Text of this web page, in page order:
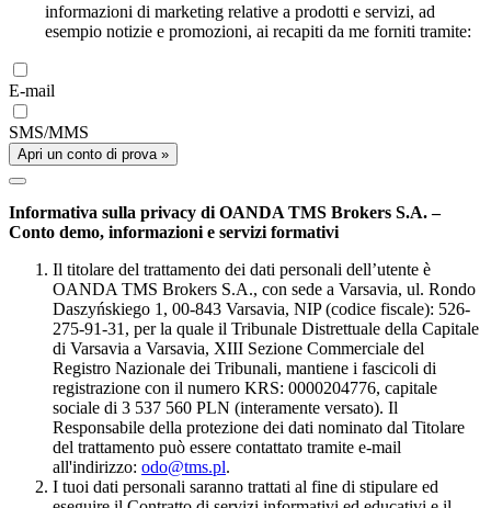
informazioni di marketing relative a prodotti e servizi, ad
esempio notizie e promozioni, ai recapiti da me forniti tramite:
E-mail
SMS/MMS
Apri un conto di prova »
Informativa sulla privacy di OANDA TMS Brokers S.A. –
Conto demo, informazioni e servizi formativi
Il titolare del trattamento dei dati personali dell’utente è
OANDA TMS Brokers S.A., con sede a Varsavia, ul. Rondo
Daszyńskiego 1, 00-843 Varsavia, NIP (codice fiscale): 526-
275-91-31, per la quale il Tribunale Distrettuale della Capitale
di Varsavia a Varsavia, XIII Sezione Commerciale del
Registro Nazionale dei Tribunali, mantiene i fascicoli di
registrazione con il numero KRS: 0000204776, capitale
sociale di 3 537 560 PLN (interamente versato). Il
Responsabile della protezione dei dati nominato dal Titolare
del trattamento può essere contattato tramite e-mail
all'indirizzo: odo@tms.pl.
I tuoi dati personali saranno trattati al fine di stipulare ed